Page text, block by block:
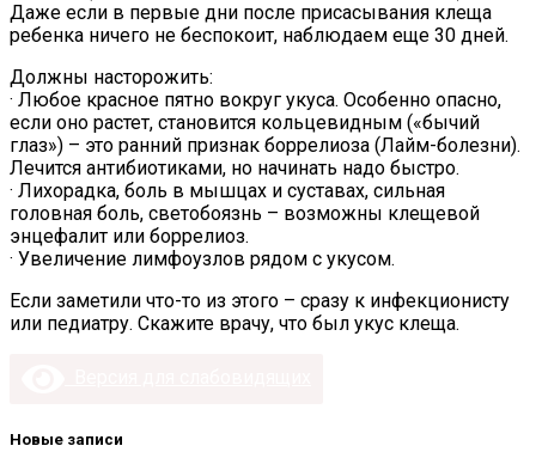
Даже если в первые дни после присасывания клеща
ребенка ничего не беспокоит, наблюдаем еще 30 дней.
Должны насторожить:
· Любое красное пятно вокруг укуса. Особенно опасно,
если оно растет, становится кольцевидным («бычий
глаз») – это ранний признак боррелиоза (Лайм-болезни).
Лечится антибиотиками, но начинать надо быстро.
· Лихорадка, боль в мышцах и суставах, сильная
головная боль, светобоязнь – возможны клещевой
энцефалит или боррелиоз.
· Увеличение лимфоузлов рядом с укусом.
Если заметили что-то из этого – сразу к инфекционисту
или педиатру. Скажите врачу, что был укус клеща.
Новые записи